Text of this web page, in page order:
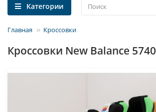
Категории
Главная Кроссовки
Кроссовки New Balance 5740